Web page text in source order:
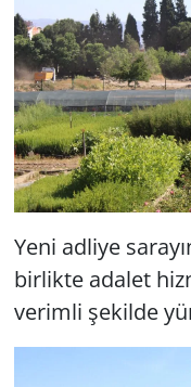
Yeni adliye
birlikte adalet
verimli şekilde